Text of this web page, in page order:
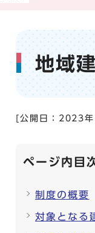
地域
[公開日： 2023
ページ内目
制度の概要
対象となる